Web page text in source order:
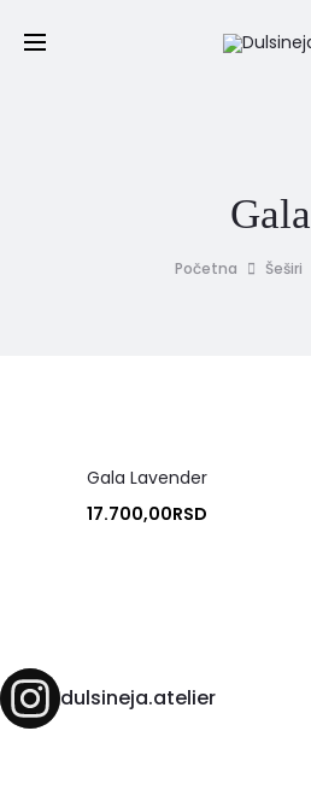
Gala
Početna Šeširi
Gala Lavender
17.700,00RSD
dulsineja.atelier